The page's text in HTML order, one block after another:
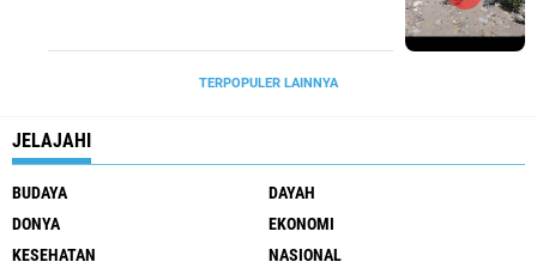
TERPOPULER LAINNYA
JELAJAHI
BUDAYA
DAYAH
DONYA
EKONOMI
KESEHATAN
NASIONAL